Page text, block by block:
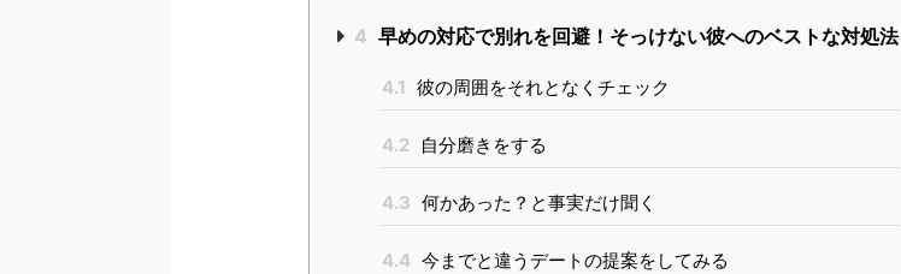
4 早めの対応で別れを回避！そっけない彼へのベストな対処法
4.1 彼の周囲をそれとなくチェック
4.2 自分磨きをする
4.3 何かあった？と事実だけ聞く
4.4 今までと違うデートの提案をしてみる